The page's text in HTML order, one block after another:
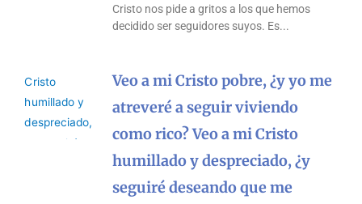
Cristo nos pide a gritos a los que hemos
decidido ser seguidores suyos. Es
Veo a mi Cristo pobre, ¿y yo me
atreveré a seguir viviendo
como rico? Veo a mi Cristo
humillado y despreciado, ¿y
seguiré deseando que me